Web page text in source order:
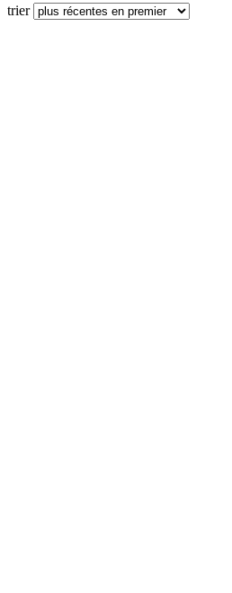
trier